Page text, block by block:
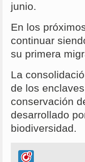
junio.
En los
continuar
su primera
La
de los
conservación
desarrollado
biodiversidad.